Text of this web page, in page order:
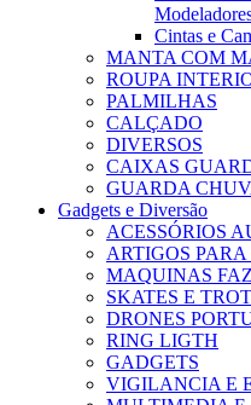
Cintas e
MANTA COM
ROUPA
PALMILHAS
CALÇADO
DIVERSOS
CAIXAS
GUARDA
Gadgets e Diversão
ACESSÓRIOS
ARTIGOS PARA
MAQUINAS
SKATES E
DRONES
RING LIGTH
GADGETS
VIGILANCIA E